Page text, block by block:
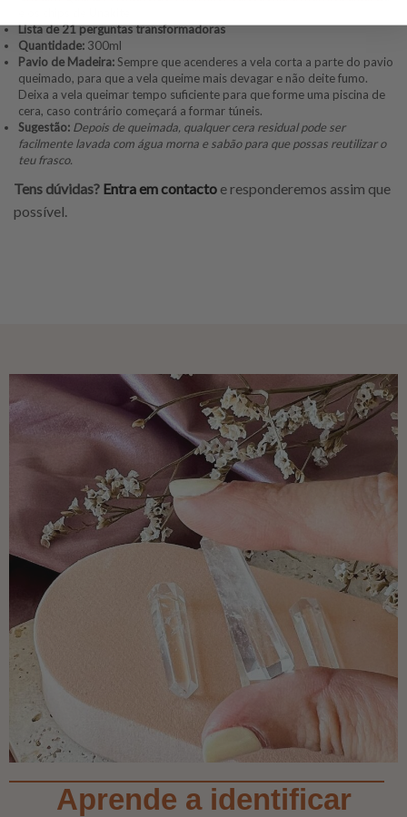
Lista de 21 perguntas transformadoras
Quantidade: 300ml
Pavio de Madeira:Sempre que acenderes a vela corta a parte do pavio
queimado, para que a vela queime mais devagar e não deite fumo.
Deixa a vela queimar tempo suficiente para que forme uma piscina de
cera, caso contrário começará a formar túneis.
Sugestão: Depois de queimada, qualquer cera residual pode ser
facilmente lavada com água morna e sabão para que possas reutilizar o
teu frasco.
Tens dúvidas? Entra em contacto e responderemos assim que
possível.
Aprende a identificar